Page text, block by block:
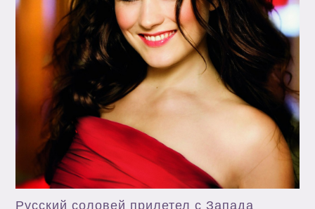
Русский соловей прилетел с Запада